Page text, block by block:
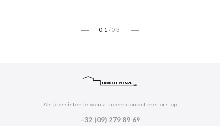
01 /03
Als je assistentie wenst, neem contact met ons op
+32 (09) 279 89 69